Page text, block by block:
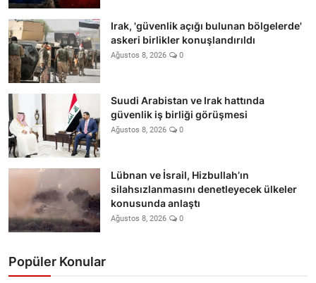
Irak, 'güvenlik açığı bulunan bölgelerde'
askeri birlikler konuşlandırıldı
Ağustos 8, 2026 0
Suudi Arabistan ve Irak hattında
güvenlik iş birliği görüşmesi
Ağustos 8, 2026 0
Lübnan ve İsrail, Hizbullah’ın
silahsızlanmasını denetleyecek ülkeler
konusunda anlaştı
Ağustos 8, 2026 0
Popüler Konular